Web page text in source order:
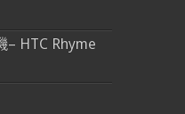
– HTC Rhyme